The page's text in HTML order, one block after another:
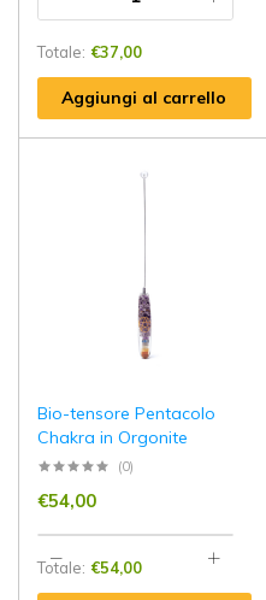
Totale: €37,00
Aggiungi al carrello
Bio-tensore Pentacolo
Chakra in Orgonite
(0)
€54,00
Totale: €54,00